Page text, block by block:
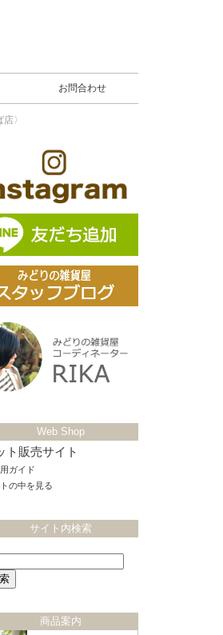
お問合わせ
〉
Web Shop
ト販売サイト
ガイド
の中を見る
サイト内検索
商品案内